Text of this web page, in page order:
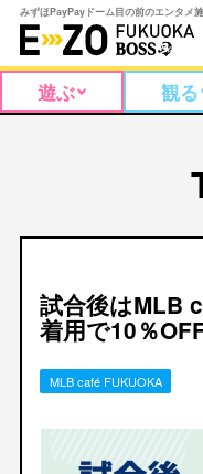
みずほPayPayドーム目の前のエンタメ
遊ぶ 観る
試合後はMLB
着用で10％
MLB café FUKUOKA